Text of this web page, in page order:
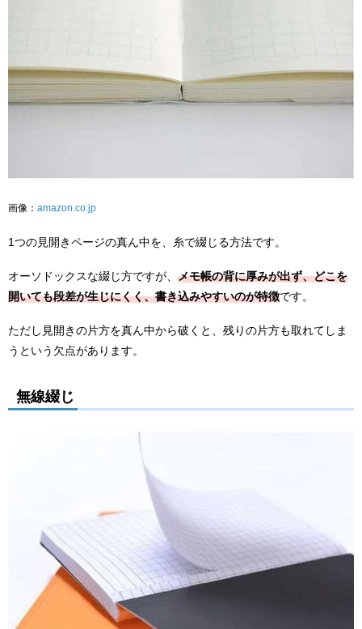
画像： amazon.co.jp
1つの見開きページの真ん中を、糸で綴じる方法です。
オーソドックスな綴じ方ですが、 メモ帳の背に厚みが出ず、どこを
開いても段差が生じにくく、書き込みやすいのが特徴です。
ただし見開きの片方を真ん中から破くと、残りの片方も取れてしま
うという欠点があります。
無線綴じ